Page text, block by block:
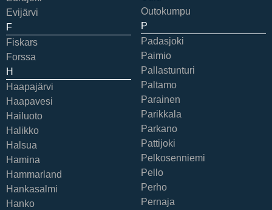
Evijärvi
F
Fiskars
Forssa
H
Haapajärvi
Haapavesi
Hailuoto
Halikko
Halsua
Hamina
Hammarland
Hankasalmi
Hanko
Outokumpu
P
Padasjoki
Paimio
Pallastunturi
Paltamo
Parainen
Parikkala
Parkano
Pattijoki
Pelkosenniemi
Pello
Perho
Pernaja